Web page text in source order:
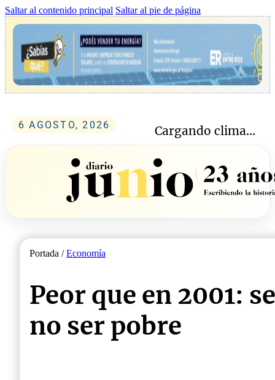
Saltar al contenido principal Saltar al pie de página
6 AGOSTO, 2026 Cargando clima...
Portada /Economía
Peor que en 2001:
no ser pobre